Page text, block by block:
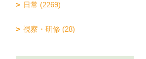
日常 (2269)
視察・研修 (28)